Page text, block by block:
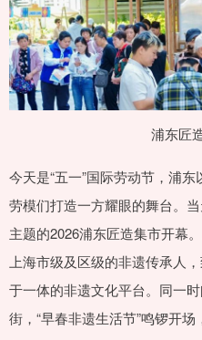
浦东匠
今天是“五一”国际劳动节，浦
劳模们打造一方耀眼的舞台。
主题的2026浦东匠造集市开幕
上海市级及区级的非遗传承人
于一体的非遗文化平台。同一
街，“早春非遗生活节”鸣锣开